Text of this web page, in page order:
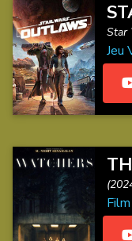
Star
Jeu
Film